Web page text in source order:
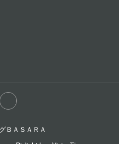
ＢＡＳＡＲＡ